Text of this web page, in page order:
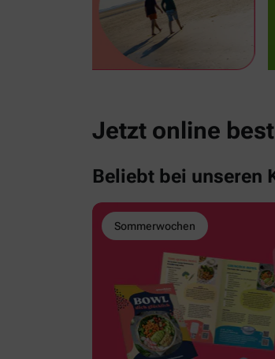
Jetzt online
Beliebt bei unseren
Sommerwochen